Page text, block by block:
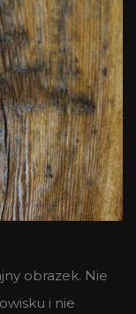
obrazek. Nie
i nie